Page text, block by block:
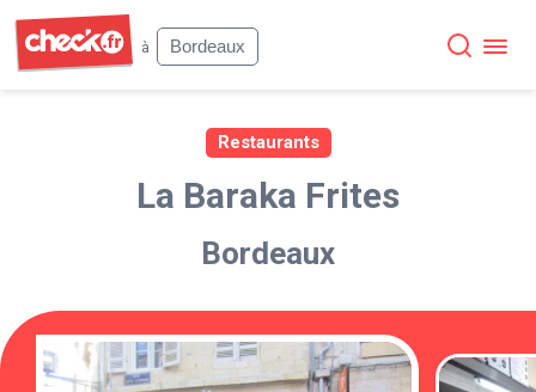
à
Bordeaux
Restaurants
La Baraka Frites
Bordeaux